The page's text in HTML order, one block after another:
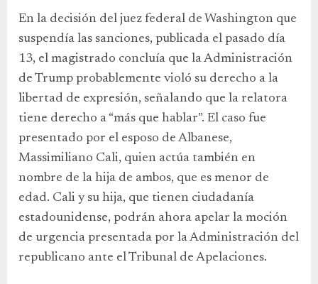
En la decisión del juez federal de Washington que
suspendía las sanciones, publicada el pasado día
13, el magistrado concluía que la Administración
de Trump probablemente violó su derecho a la
libertad de expresión, señalando que la relatora
tiene derecho a “más que hablar”. El caso fue
presentado por el esposo de Albanese,
Massimiliano Cali, quien actúa también en
nombre de la hija de ambos, que es menor de
edad. Cali y su hija, que tienen ciudadanía
estadounidense, podrán ahora apelar la moción
de urgencia presentada por la Administración del
republicano ante el Tribunal de Apelaciones.